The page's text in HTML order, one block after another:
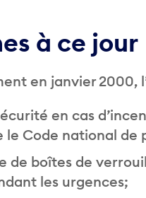
à ce jour
en janvier 2000,
en cas
le Code national
de boîtes de
les urgences;